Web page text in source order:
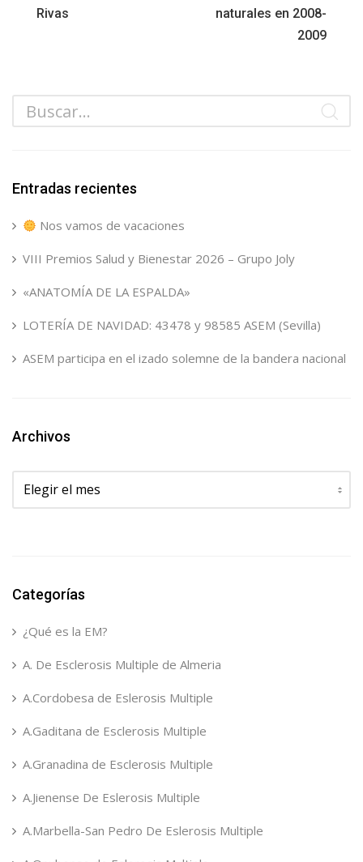
Rivas
naturales en 2008-
2009
Entradas recientes
Nos vamos de vacaciones
VIII Premios Salud y Bienestar 2026 – Grupo Joly
«ANATOMÍA DE LA ESPALDA»
LOTERÍA DE NAVIDAD: 43478 y 98585 ASEM (Sevilla)
ASEM participa en el izado solemne de la bandera nacional
Archivos
Archivos
Categorías
¿Qué es la EM?
A. De Esclerosis Multiple de Almeria
A.Cordobesa de Eslerosis Multiple
A.Gaditana de Esclerosis Multiple
A.Granadina de Esclerosis Multiple
A.Jienense De Eslerosis Multiple
A.Marbella-San Pedro De Eslerosis Multiple